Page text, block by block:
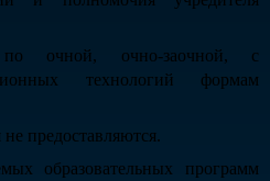
по очной, очно-заочной, с
технологий формам
предоставляются.
образовательных программ